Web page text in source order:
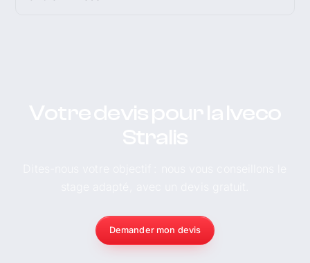
Demander mon devis